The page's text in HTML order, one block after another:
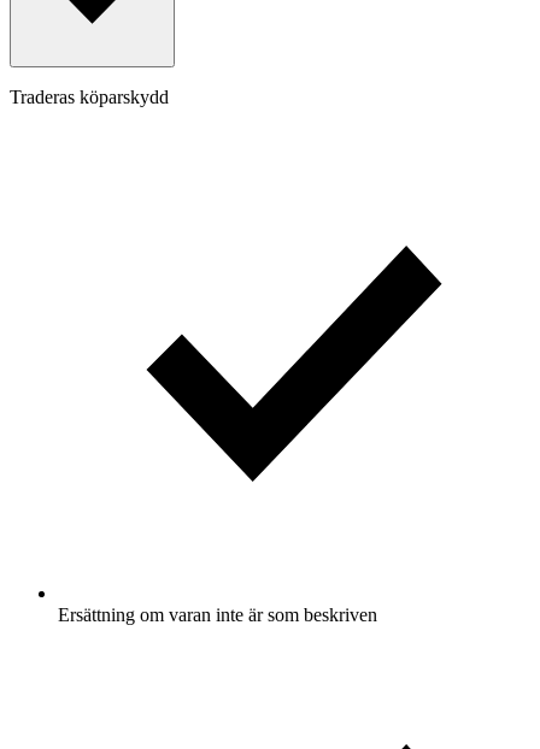
Traderas köparskydd
Ersättning om varan inte är som beskriven